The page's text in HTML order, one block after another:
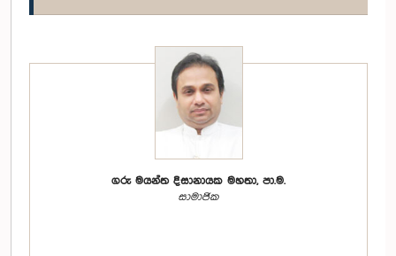
ගරු මයන්ත දිසානායක මහතා, පා.ම.
සාමාජික